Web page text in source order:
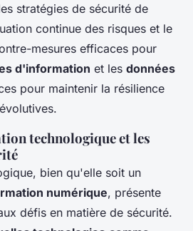
stratégies de sécurité de
continue des risques et le
mesures efficaces pour
d'information et les données
pour maintenir la résilience
technologique et les
bien qu'elle soit un
numérique, présente
défis en matière de sécurité.